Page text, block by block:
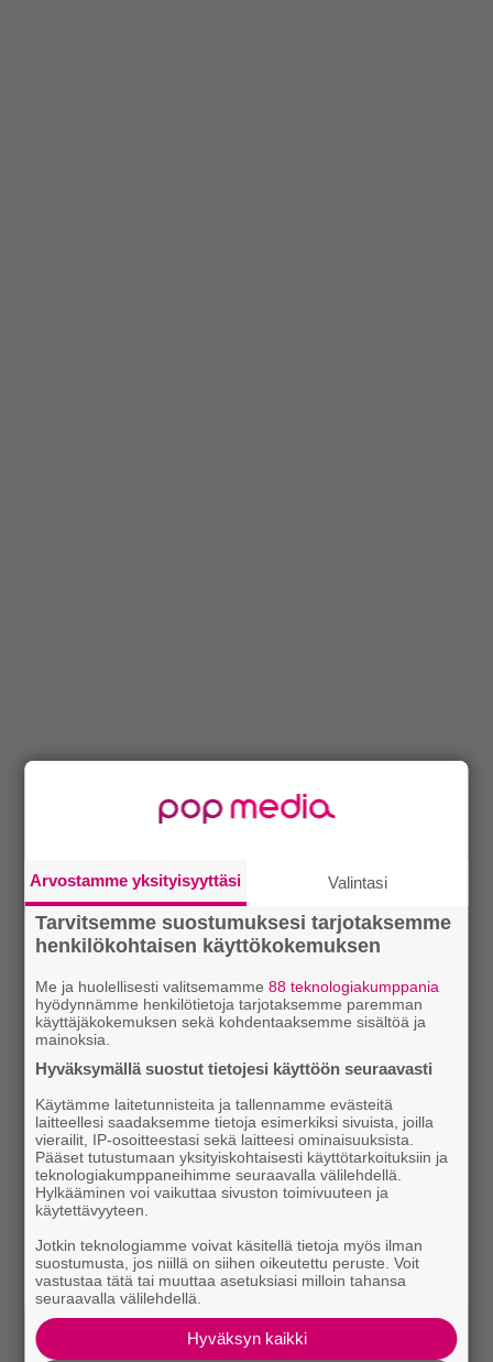
Arvostamme yksityisyyttäsi Valintasi
Tarvitsemme suostumuksesi tarjotaksemme
henkilökohtaisen käyttökokemuksen
Me ja huolellisesti valitsemamme88 teknologiakumppania
hyödynnämme henkilötietoja tarjotaksemme paremman
käyttäjäkokemuksen sekä kohdentaaksemme sisältöä ja
mainoksia.
Hyväksymällä suostut tietojesi käyttöön seuraavasti
Käytämme laitetunnisteita ja tallennamme evästeitä
laitteellesi saadaksemme tietoja esimerkiksi sivuista, joilla
vierailit, IP-osoitteestasi sekä laitteesi ominaisuuksista.
Pääset tutustumaan yksityiskohtaisesti käyttötarkoituksiin ja
teknologiakumppaneihimme seuraavalla välilehdellä.
Hylkääminen voi vaikuttaa sivuston toimivuuteen ja
käytettävyyteen.
Jotkin teknologiamme voivat käsitellä tietoja myös ilman
suostumusta, jos niillä on siihen oikeutettu peruste. Voit
vastustaa tätä tai muuttaa asetuksiasi milloin tahansa
seuraavalla välilehdellä.
Hyväksyn kaikki